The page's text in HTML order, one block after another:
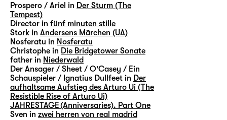
Prospero / Ariel in Der Sturm (The
Tempest)
Director in fünf minuten stille
Stork in Andersens Märchen (UA)
Nosferatu in Nosferatu
Christophe in Die Bridgetower Sonate
father in Niederwald
Der Ansager / Sheet / O'Casey / Ein
Schauspieler / Ignatius Dullfeet in Der
aufhaltsame Aufstieg des Arturo Ui (The
Resistible Rise of Arturo Ui)
JAHRESTAGE (Anniversaries). Part One
Sven in zwei herren von real madrid